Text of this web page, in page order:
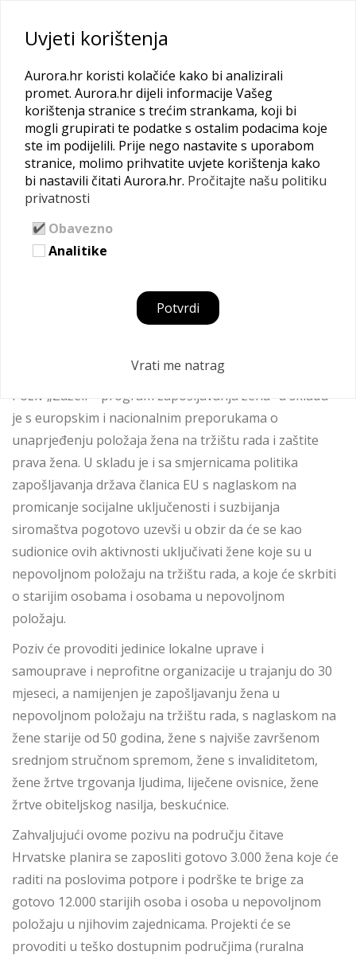
Uvjeti korištenja
Aurora.hr koristi kolačiće kako bi analizirali
promet. Aurora.hr dijeli informacije Vašeg
korištenja stranice s trećim strankama, koji bi
mogli grupirati te podatke s ostalim podacima koje
ste im podijelili. Prije nego nastavite s uporabom
stranice, molimo prihvatite uvjete korištenja kako
bi nastavili čitati Aurora.hr. Pročitajte našu politiku
privatnosti
Obavezno
Analitike
Potvrdi
Vrati me natrag
ZAŽELI program
OdAnja Kuga| 10.10.2017 | Financiranje
Poziv „Zaželi – program zapošljavanja žena“ u skladu
je s europskim i nacionalnim preporukama o
unaprjeđenju položaja žena na tržištu rada i zaštite
prava žena. U skladu je i sa smjernicama politika
zapošljavanja država članica EU s naglaskom na
promicanje socijalne uključenosti i suzbijanja
siromaštva pogotovo uzevši u obzir da će se kao
sudionice ovih aktivnosti uključivati žene koje su u
nepovoljnom položaju na tržištu rada, a koje će skrbiti
o starijim osobama i osobama u nepovoljnom
položaju.
Poziv će provoditi jedinice lokalne uprave i
samouprave i neprofitne organizacije u trajanju do 30
mjeseci, a namijenjen je zapošljavanju žena u
nepovoljnom položaju na tržištu rada, s naglaskom na
žene starije od 50 godina, žene s najviše završenom
srednjom stručnom spremom, žene s invaliditetom,
žene žrtve trgovanja ljudima, liječene ovisnice, žene
žrtve obiteljskog nasilja, beskućnice.
Zahvaljujući ovome pozivu na području čitave
Hrvatske planira se zaposliti gotovo 3.000 žena koje će
raditi na poslovima potpore i podrške te brige za
gotovo 12.000 starijih osoba i osoba u nepovoljnom
položaju u njihovim zajednicama. Projekti će se
provoditi u teško dostupnim područjima (ruralna